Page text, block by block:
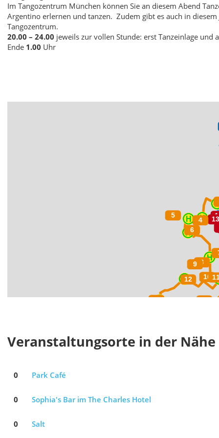
Im Tangozentrum München können Sie an diesem Abend
Argentino erlernen und tanzen. Zudem gibt es auch in
Tangozentrum.
20.00 – 24.00 jeweils zur vollen Stunde: erst Tanzeinlage und
Ende 1.00 Uhr
Veranstaltungsorte in der Nähe
0 Park Café
0 Sophia's Bar im The Charles Hotel
0 Salt